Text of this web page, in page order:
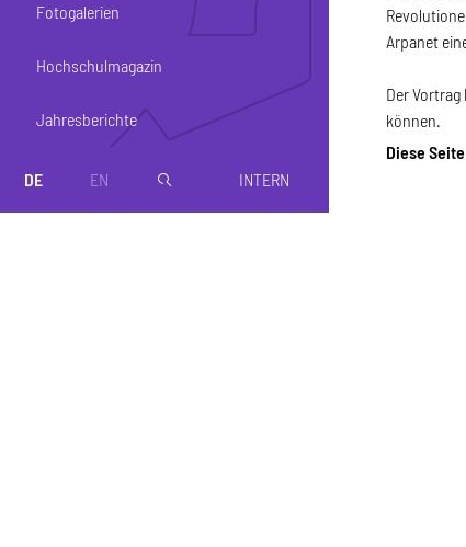
Fotogalerien
Hochschulmagazin
Jahresberichte
DE EN magnifier INTERN
Arpanet
Der
können.
Diese